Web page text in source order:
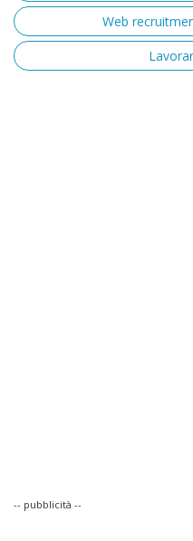
Web
-- pubblicità --